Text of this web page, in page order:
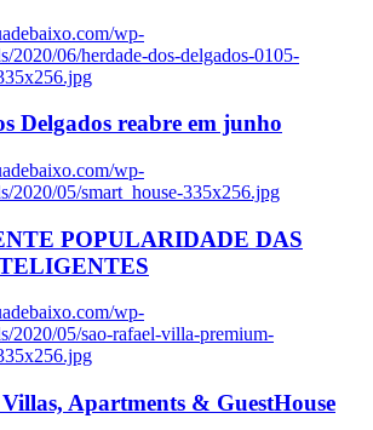
wp-
2020/06/herdade-dos-delgados-0105-
Delgados reabre em junho
wp-
2020/05/smart_house-335x256.jpg
POPULARIDADE DAS
wp-
2020/05/sao-rafael-villa-premium-
Apartments & GuestHouse